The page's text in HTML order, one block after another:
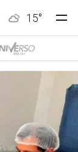
15°